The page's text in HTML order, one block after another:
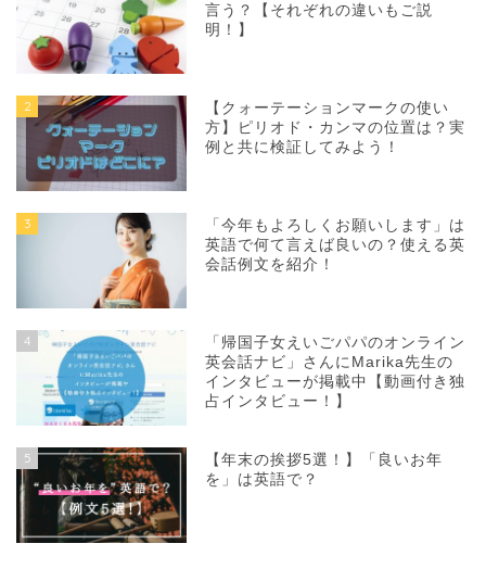
言う？【それぞれの違いもご説
明！】
2
【クォーテーションマークの使い
方】ピリオド・カンマの位置は？実
例と共に検証してみよう！
3
「今年もよろしくお願いします」は
英語で何て言えば良いの？使える英
会話例文を紹介！
4
「帰国子女えいごパパのオンライン
英会話ナビ」さんにMarika先生の
インタビューが掲載中【動画付き独
占インタビュー！】
5
【年末の挨拶5選！】「良いお年
を」は英語で？